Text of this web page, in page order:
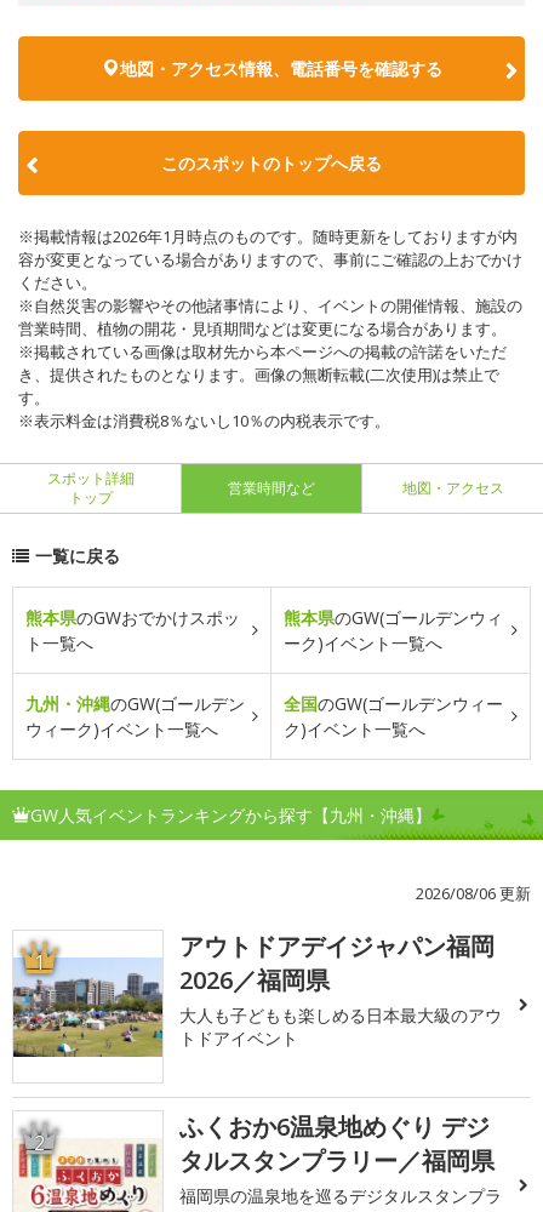
地図・アクセス情報、電話番号を確認する
このスポットのトップへ戻る
※掲載情報は2026年1月時点のものです。随時更新をしておりますが内
容が変更となっている場合がありますので、事前にご確認の上おでかけ
ください。
※自然災害の影響やその他諸事情により、イベントの開催情報、施設の
営業時間、植物の開花・見頃期間などは変更になる場合があります。
※掲載されている画像は取材先から本ページへの掲載の許諾をいただ
き、提供されたものとなります。画像の無断転載(二次使用)は禁止で
す。
※表示料金は消費税8％ないし10％の内税表示です。
スポット詳細
トップ
営業時間など 地図・アクセス
一覧に戻る
熊本県のGWおでかけスポッ
ト一覧へ
熊本県のGW(ゴールデンウィ
ーク)イベント一覧へ
九州・沖縄のGW(ゴールデン
ウィーク)イベント一覧へ
全国のGW(ゴールデンウィー
ク)イベント一覧へ
GW人気イベントランキングから探す【九州・沖縄】
2026/08/06 更新
1
アウトドアデイジャパン福岡
2026／福岡県
大人も子どもも楽しめる日本最大級のアウ
トドアイベント
2
ふくおか6温泉地めぐり デジ
タルスタンプラリー／福岡県
福岡県の温泉地を巡るデジタルスタンプラ